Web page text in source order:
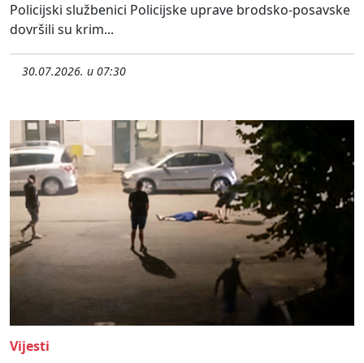
Policijski službenici Policijske uprave brodsko-posavske
dovršili su krim...
30.07.2026. u 07:30
Vijesti